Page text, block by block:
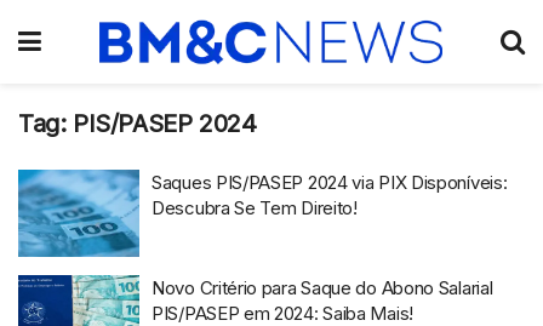
Tag: PIS/PASEP 2024
Saques PIS/PASEP 2024 via PIX Disponíveis:
Descubra Se Tem Direito!
Novo Critério para Saque do Abono Salarial
PIS/PASEP em 2024: Saiba Mais!